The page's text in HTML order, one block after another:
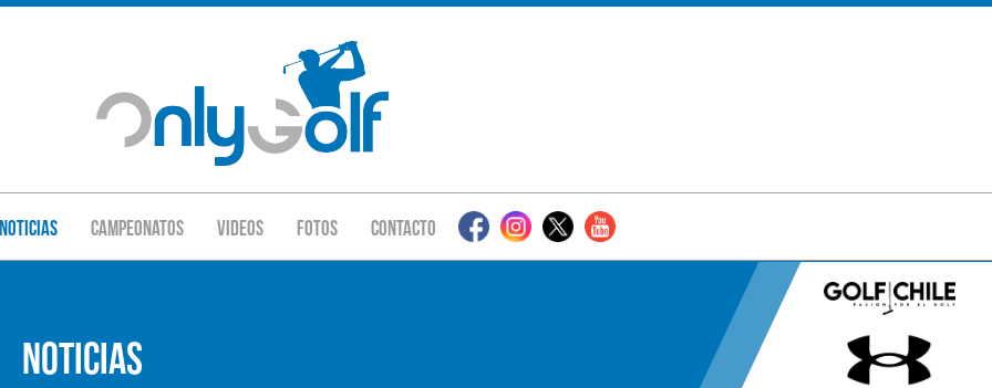
Noticias Campeonatos Videos Fotos Contacto
Noticias